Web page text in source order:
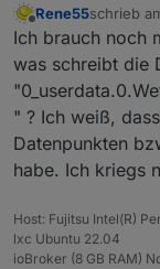
Offline
Rene55schrieb
zuletzt
Ich brauch noch
was schreibt die
" ? Ich weiß,
Datenpunkten
habe. Ich kriegs
Host: Fujitsu Intel(R)
lxc Ubuntu 22.04
ioBroker (8 GB RAM)